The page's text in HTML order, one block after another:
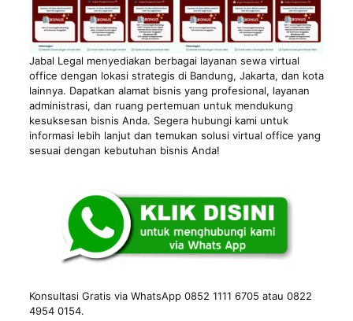
Jabal Legal menyediakan berbagai layanan sewa virtual
office dengan lokasi strategis di Bandung, Jakarta, dan kota
lainnya. Dapatkan alamat bisnis yang profesional, layanan
administrasi, dan ruang pertemuan untuk mendukung
kesuksesan bisnis Anda. Segera hubungi kami untuk
informasi lebih lanjut dan temukan solusi virtual office yang
sesuai dengan kebutuhan bisnis Anda!
Konsultasi Gratis via WhatsApp 0852 1111 6705 atau 0822
4954 0154.